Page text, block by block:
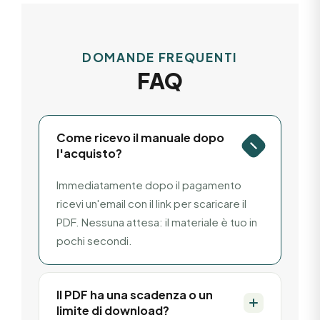
DOMANDE FREQUENTI
FAQ
Come ricevo il manuale dopo
l'acquisto?
Immediatamente dopo il pagamento
ricevi un'email con il link per scaricare il
PDF. Nessuna attesa: il materiale è tuo in
pochi secondi.
Il PDF ha una scadenza o un
limite di download?